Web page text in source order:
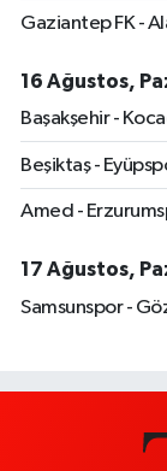
Gaziantep FK -
16 Ağustos,
Başakşehir -
Beşiktaş -
Amed -
17 Ağustos,
Samsunspor -